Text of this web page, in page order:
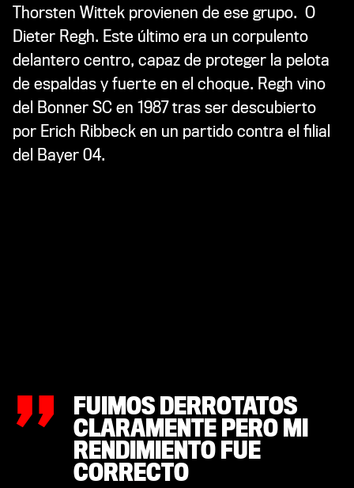
Thorsten Wittek provienen de ese grupo. O
Dieter Regh. Este último era un corpulento
delantero centro, capaz de proteger la pelota
de espaldas y fuerte en el choque. Regh vino
del Bonner SC en 1987 tras ser descubierto
por Erich Ribbeck en un partido contra el filial
del Bayer 04.
„
FUIMOS DERROTATOS
CLARAMENTE PERO MI
RENDIMIENTO FUE
CORRECTO